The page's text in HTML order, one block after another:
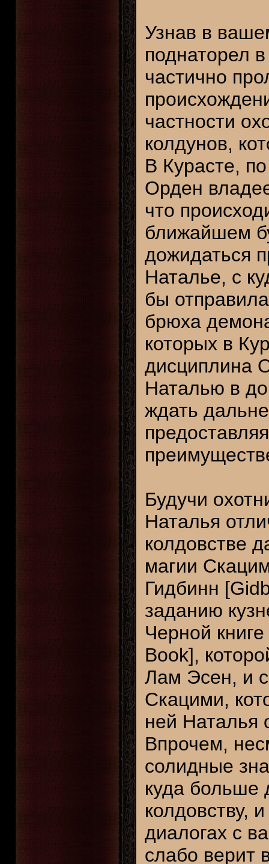
Узнав в
поднаторел
частично
частности
колдунов,
В Курасте,
Орден
что
ближайшем
дожидаться
Наталье, с
бы
брюха
которых в
дисциплина
Наталью в
ждать
Будучи
Наталья
колдовстве
магии
Гидбинн
заданию
Черной
Book],
Лам Эсен, и
Скацими,
ней Наталья
Впрочем,
солидные
куда больше
колдовству,
диалогах с
слабо верит